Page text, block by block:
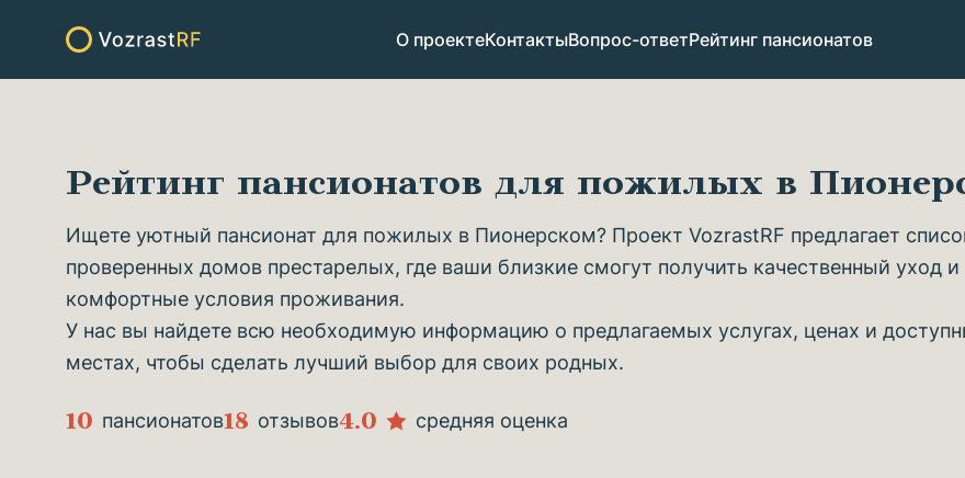
О проектеКонтактыВопрос-ответРейтинг пансионатов
Рейтинг пансионатов для пожилых в
Ищете уютный пансионат для пожилых в Пионерском? Проект VozrastRF предлагает
проверенных домов престарелых, где ваши близкие смогут получить качественный уход и
комфортные условия проживания.
У нас вы найдете всю необходимую информацию о предлагаемых услугах, ценах и
местах, чтобы сделать лучший выбор для своих родных.
10 пансионатов18 отзывов4.0 средняя оценка